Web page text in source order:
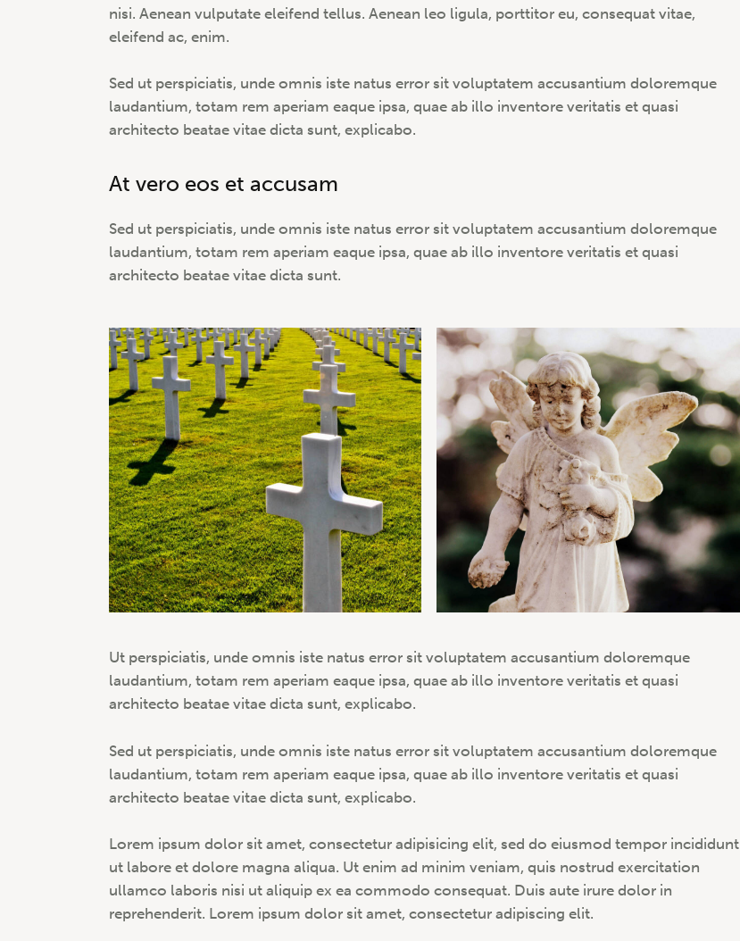
nisi. Aenean vulputate eleifend tellus. Aenean leo ligula, porttitor eu, consequat vitae,
eleifend ac, enim.
Sed ut perspiciatis, unde omnis iste natus error sit voluptatem accusantium doloremque
laudantium, totam rem aperiam eaque ipsa, quae ab illo inventore veritatis et quasi
architecto beatae vitae dicta sunt, explicabo.
At vero eos et accusam
Sed ut perspiciatis, unde omnis iste natus error sit voluptatem accusantium doloremque
laudantium, totam rem aperiam eaque ipsa, quae ab illo inventore veritatis et quasi
architecto beatae vitae dicta sunt.
Ut perspiciatis, unde omnis iste natus error sit voluptatem accusantium doloremque
laudantium, totam rem aperiam eaque ipsa, quae ab illo inventore veritatis et quasi
architecto beatae vitae dicta sunt, explicabo.
Sed ut perspiciatis, unde omnis iste natus error sit voluptatem accusantium doloremque
laudantium, totam rem aperiam eaque ipsa, quae ab illo inventore veritatis et quasi
architecto beatae vitae dicta sunt, explicabo.
Lorem ipsum dolor sit amet, consectetur adipisicing elit, sed do eiusmod tempor incididunt
ut labore et dolore magna aliqua. Ut enim ad minim veniam, quis nostrud exercitation
ullamco laboris nisi ut aliquip ex ea commodo consequat. Duis aute irure dolor in
reprehenderit. Lorem ipsum dolor sit amet, consectetur adipiscing elit.